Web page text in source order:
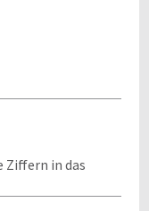
Ziffern in das